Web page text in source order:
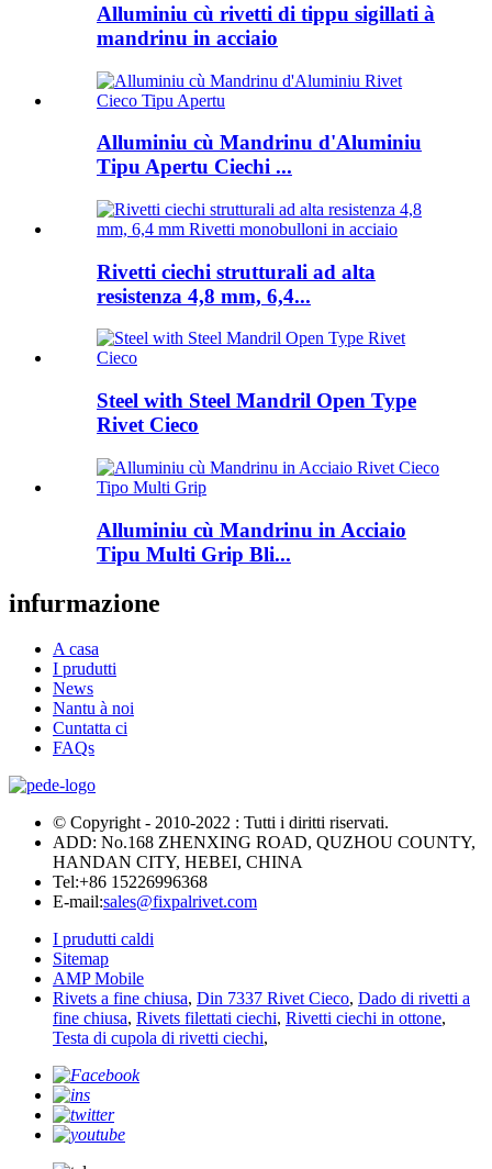
Alluminiu cù rivetti di tippu sigillati à
mandrinu in acciaio
Alluminiu cù Mandrinu d'Aluminiu
Tipu Apertu Ciechi ...
Rivetti ciechi strutturali ad alta
resistenza 4,8 mm, 6,4...
Steel with Steel Mandril Open Type
Rivet Cieco
Alluminiu cù Mandrinu in Acciaio
Tipu Multi Grip Bli...
infurmazione
A casa
I prudutti
News
Nantu à noi
Cuntatta ci
FAQs
© Copyright - 2010-2022 : Tutti i diritti riservati.
ADD: No.168 ZHENXING ROAD, QUZHOU COUNTY,
HANDAN CITY, HEBEI, CHINA
Tel:+86 15226996368
E-mail:sales@fixpalrivet.com
I prudutti caldi
Sitemap
AMP Mobile
Rivets a fine chiusa, Din 7337 Rivet Cieco, Dado di rivetti a
fine chiusa, Rivets filettati ciechi, Rivetti ciechi in ottone,
Testa di cupola di rivetti ciechi,